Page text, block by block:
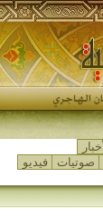
صوتيات
فيديو